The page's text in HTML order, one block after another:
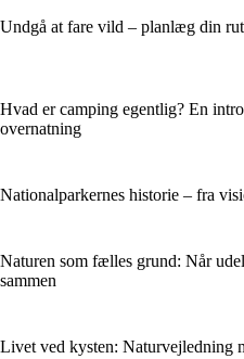
Undgå at fare vild – planlæg din
Hvad er camping egentlig? En
overnatning
Nationalparkernes historie – fra
Naturen som fælles grund: Når
sammen
Livet ved kysten: Naturvejledning